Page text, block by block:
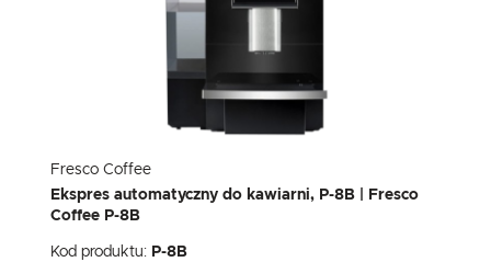
Fresco Coffee
Ekspres automatyczny do kawiarni, P-8B | Fresco
Coffee P-8B
Kod produktu: P-8B